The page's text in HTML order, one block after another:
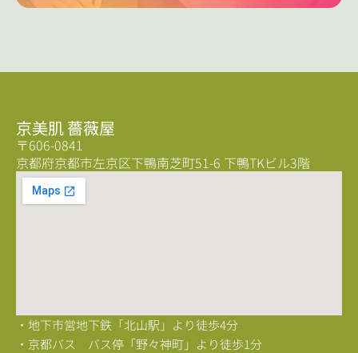
京美肌 薔薇屋
〒606-0841
京都府京都市左京区下鴨南芝町51-6 下鴨TKビル3階
・地下市営地下鉄「北山駅」より徒歩4分
・京都バス バス停「野々神町」より徒歩1分